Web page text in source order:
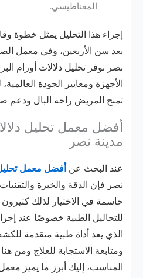
المغناطيسي.
إجراء هذا التحليل يمثل خطوة
بعد سن الأربعين، وفي معمل
نصر نوفر تحليل دلالات أورام
الأجهزة ومعايير الجودة
تمنح المريض راحة البال ودعم
أفضل معمل تحليل
مدينة نصر
عند البحث عن أفضل معمل تحليل
نصر فإن الدقة والخبرة
حاسمة في الاختيار لذلك
للتحاليل الطبية خصوصًا عند
الذي يعد أداة طبية متقدمة
ومتابعة الاستجابة للعلاج ومن
المناسب، إليك أبرز ما يميز